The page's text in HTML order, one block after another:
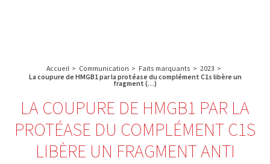
Accueil > Communication > Faits marquants > 2023 >
La coupure de HMGB1 par la protéase du complément C1s libère un
fragment (…)
LA COUPURE DE HMGB1 PAR LA
PROTÉASE DU COMPLÉMENT C1S
LIBÈRE UN FRAGMENT ANTI